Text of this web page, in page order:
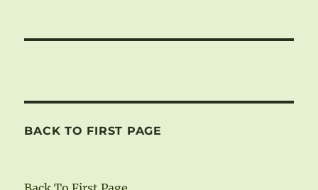
BACK TO FIRST PAGE